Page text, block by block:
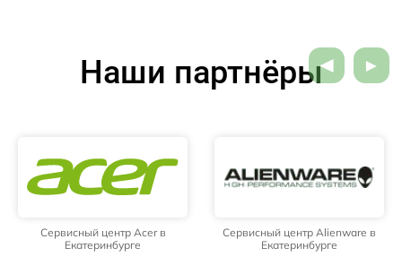
Наши партнёры
Сервисный центр Acer в
Екатеринбурге
Сервисный центр Alienware в
Екатеринбурге